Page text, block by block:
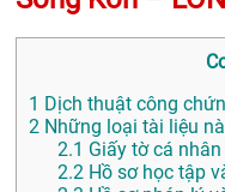
1 Dịch thuật công
2 Những loại tài liệu
2.1 Giấy tờ cá nhân
2.2 Hồ sơ học tập